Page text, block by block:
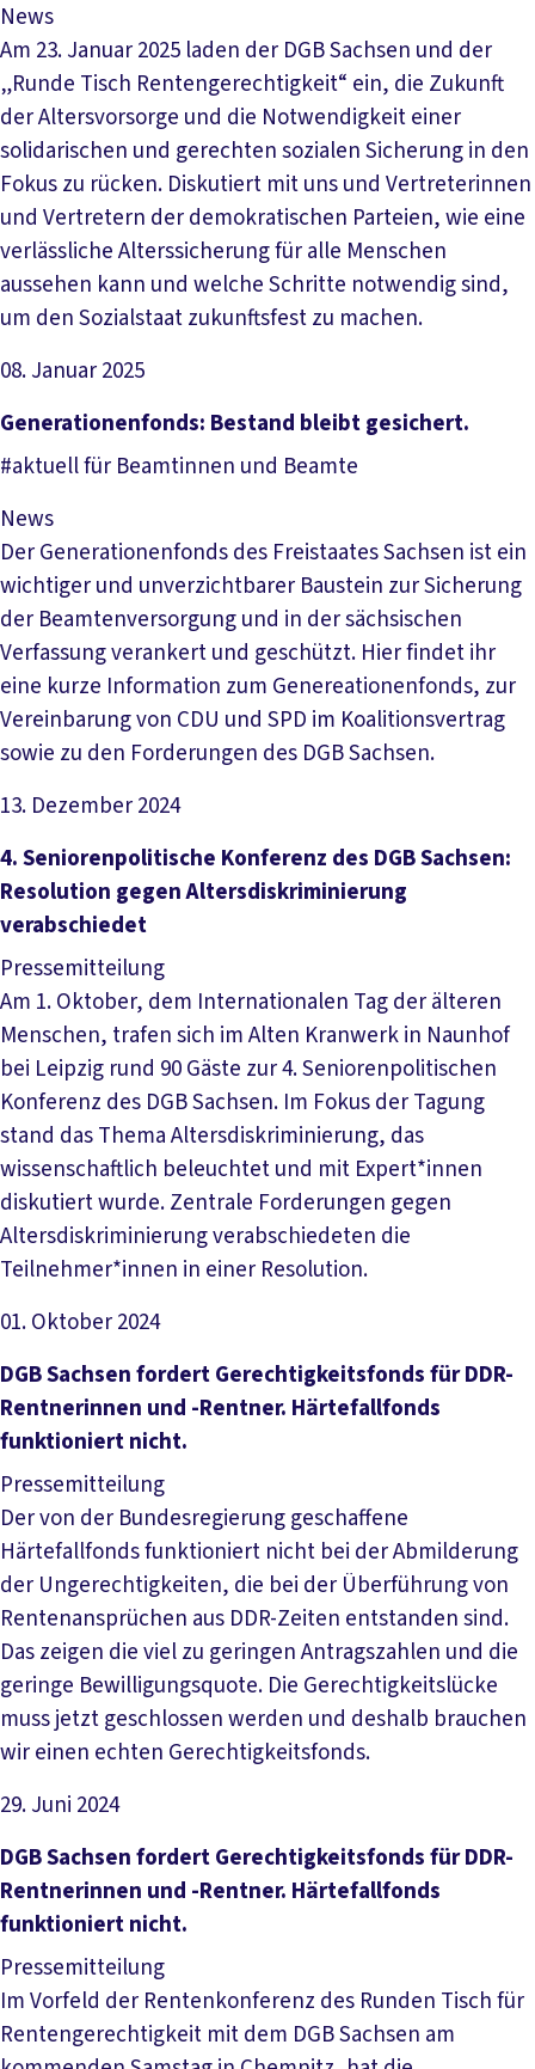
News
Am 23. Januar 2025 laden der DGB Sachsen und der
„Runde Tisch Rentengerechtigkeit“ ein, die Zukunft
der Altersvorsorge und die Notwendigkeit einer
solidarischen und gerechten sozialen Sicherung in den
Fokus zu rücken. Diskutiert mit uns und Vertreterinnen
und Vertretern der demokratischen Parteien, wie eine
verlässliche Alterssicherung für alle Menschen
aussehen kann und welche Schritte notwendig sind,
um den Sozialstaat zukunftsfest zu machen.
08. Januar 2025
Artikel lesen
Ge­ne­ra­tio­nen­fonds: Be­stand bleibt ge­si­cher­t.
#aktuell für Beamtinnen und Beamte
News
Der Generationenfonds des Freistaates Sachsen ist ein
wichtiger und unverzichtbarer Baustein zur Sicherung
der Beamtenversorgung und in der sächsischen
Verfassung verankert und geschützt. Hier findet ihr
eine kurze Information zum Genereationenfonds, zur
Vereinbarung von CDU und SPD im Koalitionsvertrag
sowie zu den Forderungen des DGB Sachsen.
13. Dezember 2024
Artikel lesen
4. Seniorenpolitische Konferenz des DGB Sachsen:
Resolution gegen Altersdiskriminierung
verabschiedet
Pressemitteilung
Am 1. Oktober, dem Internationalen Tag der älteren
Menschen, trafen sich im Alten Kranwerk in Naunhof
bei Leipzig rund 90 Gäste zur 4. Seniorenpolitischen
Konferenz des DGB Sachsen. Im Fokus der Tagung
stand das Thema Altersdiskriminierung, das
wissenschaftlich beleuchtet und mit Expert*innen
diskutiert wurde. Zentrale Forderungen gegen
Altersdiskriminierung verabschiedeten die
Teilnehmer*innen in einer Resolution.
01. Oktober 2024
Artikel lesen
DGB Sachsen fordert Gerechtigkeitsfonds für DDR-
Rentnerinnen und -Rentner. Härtefallfonds
funktioniert nicht.
Pressemitteilung
Der von der Bundesregierung geschaffene
Härtefallfonds funktioniert nicht bei der Abmilderung
der Ungerechtigkeiten, die bei der Überführung von
Rentenansprüchen aus DDR-Zeiten entstanden sind.
Das zeigen die viel zu geringen Antragszahlen und die
geringe Bewilligungsquote. Die Gerechtigkeitslücke
muss jetzt geschlossen werden und deshalb brauchen
wir einen echten Gerechtigkeitsfonds.
29. Juni 2024
Artikel lesen
DGB Sachsen fordert Gerechtigkeitsfonds für DDR-
Rentnerinnen und -Rentner. Härtefallfonds
funktioniert nicht.
Pressemitteilung
Im Vorfeld der Rentenkonferenz des Runden Tisch für
Rentengerechtigkeit mit dem DGB Sachsen am